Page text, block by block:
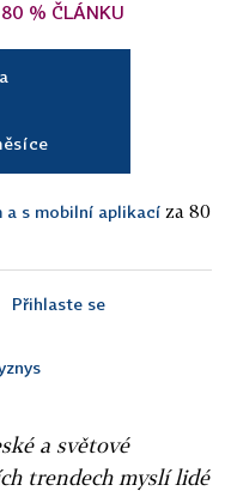
% ČLÁNKU
a s mobilní aplikací za 80
Přihlaste se
a světové
trendech myslí lidé